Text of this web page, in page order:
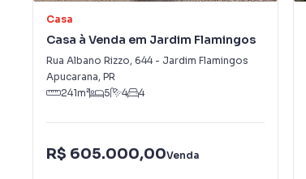
Casa
Casa à Venda em Jardim Flamingos
Rua Albano Rizzo, 644- Jardim Flamingos
Apucarana, PR
241m² 5 4 4
R$ 605.000,00Venda